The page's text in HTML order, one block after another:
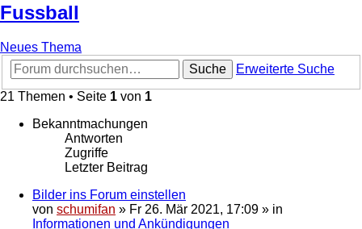
Fussball
Neues Thema
Suche
Erweiterte Suche
21 Themen • Seite 1 von 1
Bekanntmachungen
Antworten
Zugriffe
Letzter Beitrag
Bilder ins Forum einstellen
von schumifan » Fr 26. Mär 2021, 17:09 » in
Informationen und Ankündigungen